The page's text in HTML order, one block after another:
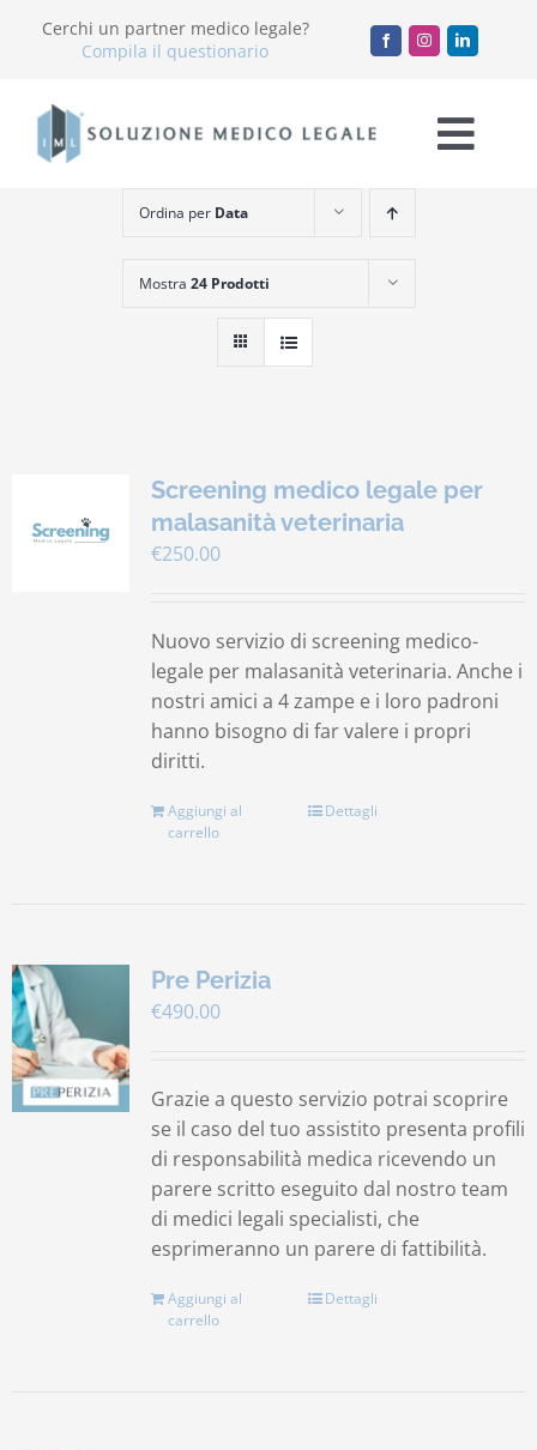
Cerchi un partner medico legale?
Compila il questionario
Chi Siamo
Servizi
Accademia
Lavora con noi
Carrello
Ordina per Data
Mostra 24 Prodotti
Screening medico legale per
malasanità veterinaria
€250.00
Nuovo servizio di screening medico-
legale per malasanità veterinaria. Anche i
nostri amici a 4 zampe e i loro padroni
hanno bisogno di far valere i propri
diritti.
Aggiungi al
carrello
Dettagli
Pre Perizia
€490.00
Grazie a questo servizio potrai scoprire
se il caso del tuo assistito presenta profili
di responsabilità medica ricevendo un
parere scritto eseguito dal nostro team
di medici legali specialisti, che
esprimeranno un parere di fattibilità.
Aggiungi al
carrello
Dettagli